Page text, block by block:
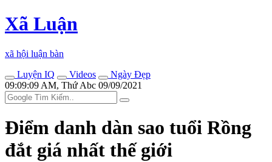
Xã Luận
xã hội luận bàn
Luyện IQ
Videos
Ngày Đẹp
09:09:09 AM, Thứ Abc 09/09/2021
Điểm danh dàn sao tuổi Rồng
đắt giá nhất thế giới